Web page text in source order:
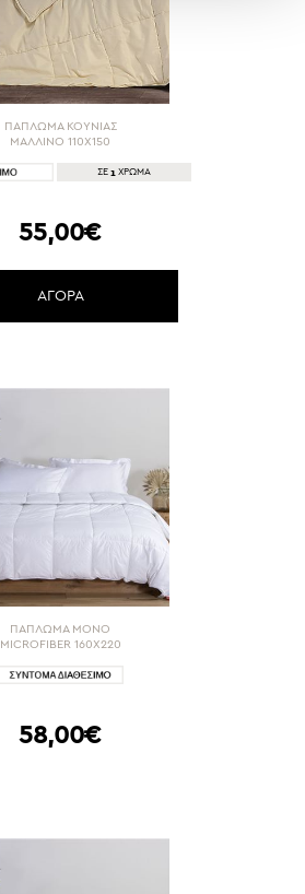
ΠΑΠΛΩΜΑ ΚΟΥΝΙΑΣ
ΜΑΛΛΙΝΟ 110X150
ΣΕ 1 ΧΡΩΜΑ
55,00€
ΑΓΟΡΑ
ΠΑΠΛΩΜΑ ΜΟΝΟ
MICROFIBER 160X220
58,00€